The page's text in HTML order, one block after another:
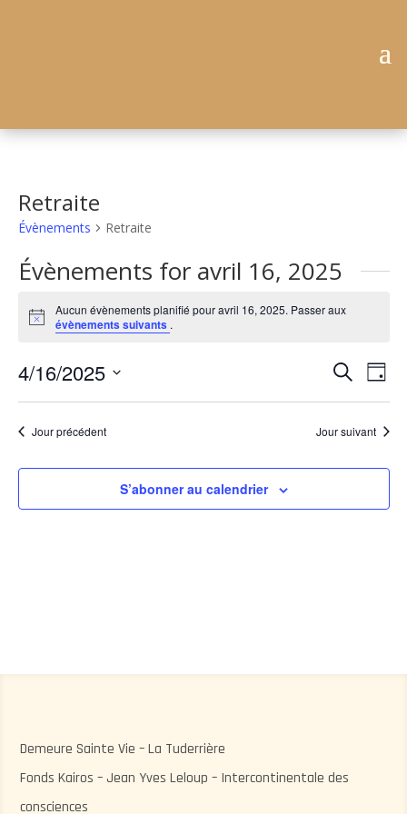
Retraite
Évènements Retraite
Évènements for avril 16, 2025
Notice
Aucun évènements planifié pour avril 16, 2025. Passer aux
évènements suivants .
et
de
vues
Recherche
de
Jour
4/16/2025
Sélectionnez
uneJour précédent Jour suivant
S’abonner au calendrier
Demeure Sainte Vie – La Tuderrière
Fonds Kairos – Jean Yves Leloup – Intercontinentale des
consciences